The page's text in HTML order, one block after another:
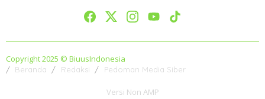
Copyright 2025 © BiuusIndonesia
Beranda Redaksi Pedoman Media Siber
Versi Non AMP